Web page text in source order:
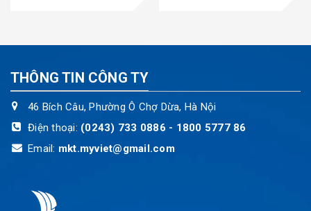
THÔNG TIN CÔNG TY
46 Bích Câu, Phường Ô Chợ Dừa, Hà Nội
Điện thoại: (0243) 733 0886 - 1800 5777 86
Email: mkt.myviet@gmail.com